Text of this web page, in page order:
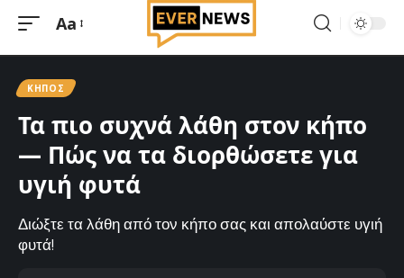
Μεγέθυνση
Aa
ΚΉΠΟΣ
Τα πιο συχνά λάθη στον κήπο
— Πώς να τα διορθώσετε για
υγιή φυτά
Διώξτε τα λάθη από τον κήπο σας και απολαύστε υγιή
φυτά!